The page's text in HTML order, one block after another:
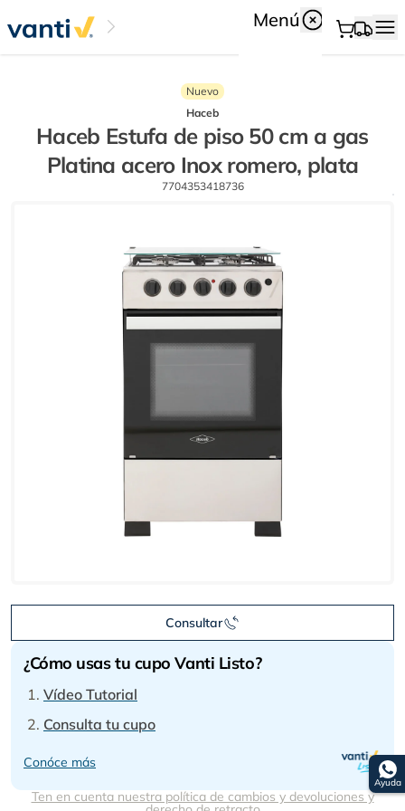
Menú
Ayuda
Nuevo
Haceb
Haceb Estufa de piso 50 cm a gas
Platina acero Inox romero, plata
7704353418736
Consultar
¿Cómo usas tu cupo Vanti Listo?
Vídeo Tutorial
Consulta tu cupo
Conóce más
Ten en cuenta nuestra política de cambios y devoluciones y